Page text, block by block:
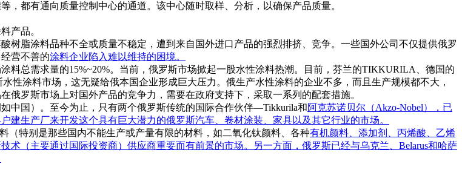
都有通向质量控制中心的通道。该中心随时取样、分析，以确保产品质量。
产品。
脂涂料品种不全或质量不稳定，遭到来自国外进口产品的强烈排挤、竞争。一些国外公司不仅提供俄罗
营不善的涂料企业陷入难以维持的困境。
总需求量的15%~20%。当前，俄罗斯市场掀起一股水性涂料热潮。目前，芬兰的TIKKURILA、德国的
涂料市场，这无疑给俄本国企业形成巨大压力。俄生产水性涂料的企业不多，而且生产规模都不大，
罗斯市场上对国外产品的竞争力，需要在政府支持下，采取一系列的配套措施。
中国）。至今为止，只有两个俄罗斯传统的国际合作伙伴—Tikkurila和阿克苏诺贝尔 （Akzo-Nobel），已
生产厂来开发这个具有巨大潜力的俄罗斯汽车、卷材涂装、家具以及其它行业的市场。
特别是那些国内不能生产或产量有限的材料，如二氧化钛颜料、各种有机颜料 、添加剂、丙烯酸、乙烯
（主要通过国际投资商）供应商重要而有前景的市场。另一方面，俄罗斯已经与乌克兰、Belarus和哈萨